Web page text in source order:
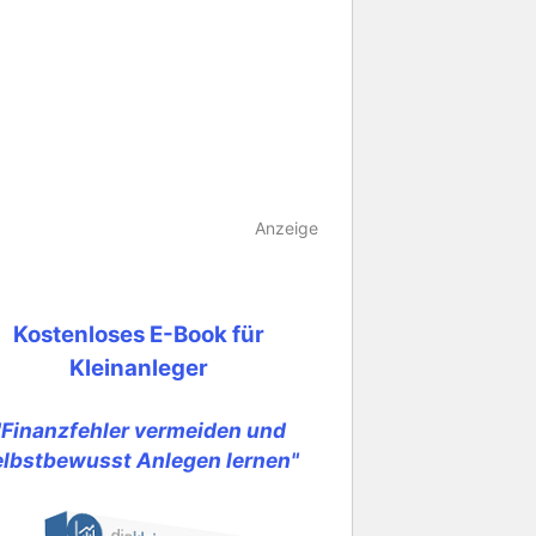
Anzeige
Kostenloses E-Book für
Kleinanleger
vermeiden und
Anlegen lernen"